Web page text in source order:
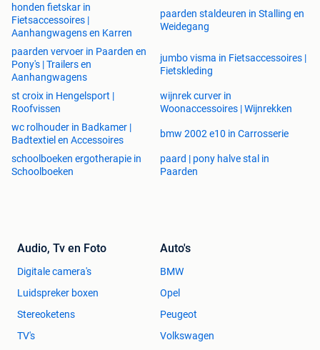
honden fietskar in
Fietsaccessoires |
Aanhangwagens en Karren
paarden staldeuren in Stalling en
Weidegang
paarden vervoer in Paarden en
Pony's | Trailers en
Aanhangwagens
jumbo visma in Fietsaccessoires |
Fietskleding
st croix in Hengelsport |
Roofvissen
wijnrek curver in
Woonaccessoires | Wijnrekken
wc rolhouder in Badkamer |
Badtextiel en Accessoires
bmw 2002 e10 in Carrosserie
schoolboeken ergotherapie in
Schoolboeken
paard | pony halve stal in
Paarden
Audio, Tv en Foto
Digitale camera's
Luidspreker boxen
Stereoketens
TV's
Auto's
BMW
Opel
Peugeot
Volkswagen